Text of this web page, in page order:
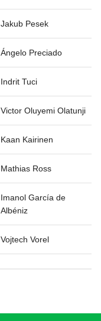
Jakub Pesek
Ángelo Preciado
Indrit Tuci
Victor Oluyemi Olatunji
Kaan Kairinen
Mathias Ross
Imanol García de
Albéniz
Vojtech Vorel